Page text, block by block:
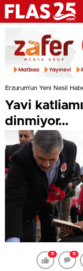
Erzurum'un Yeni Nesil
Yavi
dinmiyor…
0 0